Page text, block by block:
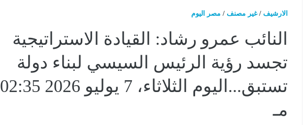
الارشيف /غير مصنف / مصر اليوم
النائب عمرو رشاد: القيادة الاستراتيجية
تجسد رؤية الرئيس السيسي لبناء دولة
تستبق...اليوم الثلاثاء، 7 يوليو 2026 02:35
مـ